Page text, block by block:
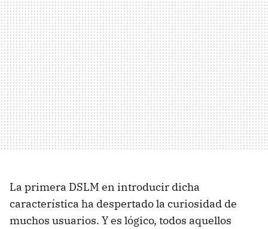
La primera DSLM en introducir dicha
característica ha despertado la curiosidad de
muchos usuarios. Y es lógico, todos aquellos